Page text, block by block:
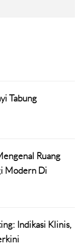
Tabung
Ruang
Modern Di
Indikasi Klinis,